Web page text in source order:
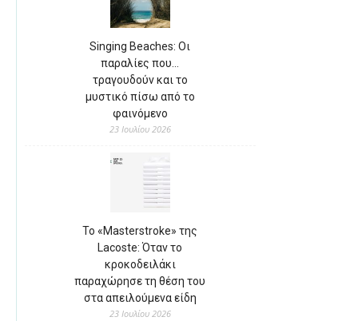
Singing Beaches: Οι
παραλίες που…
τραγουδούν και το
μυστικό πίσω από το
φαινόμενο
23 Ιουλίου 2026
Το «Masterstroke» της
Lacoste: Όταν το
κροκοδειλάκι
παραχώρησε τη θέση του
στα απειλούμενα είδη
23 Ιουλίου 2026